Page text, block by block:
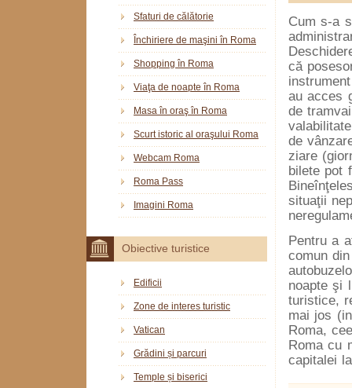
Cum s-a
că
au acces
de
de
ziare
bilete pot
situaţii
Pentru a
comun
noapte şi
turistice,
mai jos
Roma,
Roma cu
capitalei
Sfaturi de călătorie
Închiriere de maşini în Roma
Shopping în Roma
Viaţa de noapte în Roma
Masa în oraş în Roma
Scurt istoric al oraşului Roma
Webcam Roma
Roma Pass
Imagini Roma
Obiective turistice
Edificii
Zone de interes turistic
Vatican
Grădini și parcuri
Temple și biserici